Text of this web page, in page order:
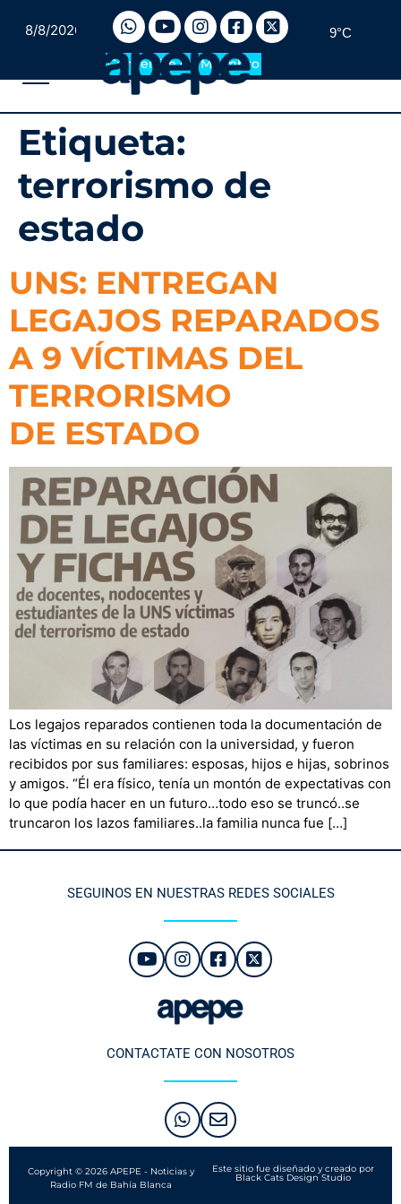
8/8/2026 9°C
Convertite en Miembro
Etiqueta:
terrorismo de
estado
UNS: ENTREGAN
LEGAJOS REPARADOS
A 9 VÍCTIMAS DEL
TERRORISMO
DE ESTADO
Los legajos reparados contienen toda la documentación de
las víctimas en su relación con la universidad, y fueron
recibidos por sus familiares: esposas, hijos e hijas, sobrinos
y amigos. “Él era físico, tenía un montón de expectativas con
lo que podía hacer en un futuro…todo eso se truncó..se
truncaron los lazos familiares..la familia nunca fue […]
SEGUINOS EN NUESTRAS REDES SOCIALES
CONTACTATE CON NOSOTROS
Copyright © 2026 APEPE - Noticias y
Radio FM de Bahía Blanca
Este sitio fue diseñado y creado por
Black Cats Design Studio